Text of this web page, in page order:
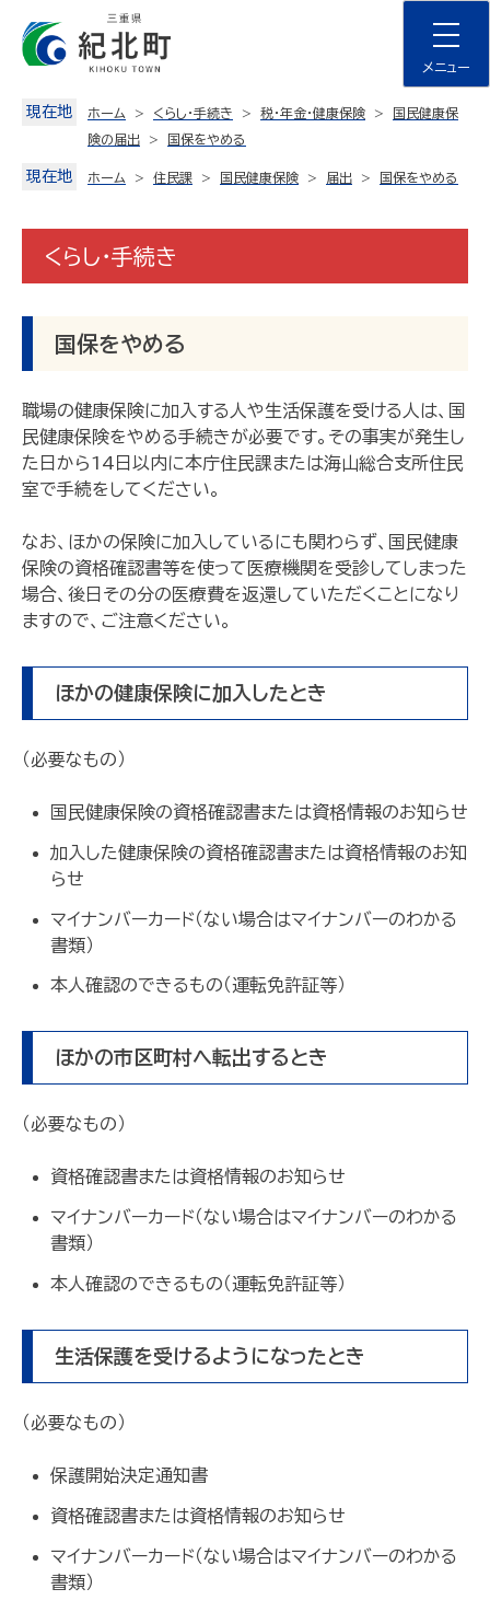
content
メニュー
現在地 ホーム くらし・手続き 税・年金・健康保険
国民健康保
険の届出
国保をやめる
現在地 ホーム 住民課 国民健康保険 届出 国保をやめる
くらし・手続き
国保をやめる
職場の健康保険に加入する人や生活保護を受ける人は、国
民健康保険をやめる手続きが必要です。その事実が発生し
た日から14日以内に本庁住民課または海山総合支所住民
室で手続をしてください。
なお、ほかの保険に加入しているにも関わらず、国民健康
保険の資格確認書等を使って医療機関を受診してしまった
場合、後日その分の医療費を返還していただくことになり
ますので、ご注意ください。
ほかの健康保険に加入したとき
（必要なもの）
国民健康保険の資格確認書または資格情報のお知らせ
加入した健康保険の資格確認書または資格情報のお知
らせ
マイナンバーカード（ない場合はマイナンバーのわかる
書類）
本人確認のできるもの（運転免許証等）
ほかの市区町村へ転出するとき
（必要なもの）
資格確認書または資格情報のお知らせ
マイナンバーカード（ない場合はマイナンバーのわかる
書類）
本人確認のできるもの（運転免許証等）
生活保護を受けるようになったとき
（必要なもの）
保護開始決定通知書
資格確認書または資格情報のお知らせ
マイナンバーカード（ない場合はマイナンバーのわかる
書類）